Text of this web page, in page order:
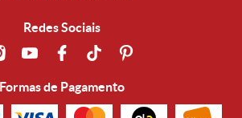
Redes Sociais
Formas de Pagamento